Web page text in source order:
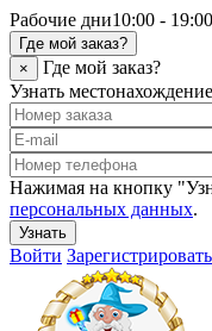
Рабочие дни10:00 - 19:00
Где мой заказ?
×
Где мой заказ?
Узнать местонахождение
Нажимая на кнопку
персональных данных.
Узнать
Войти